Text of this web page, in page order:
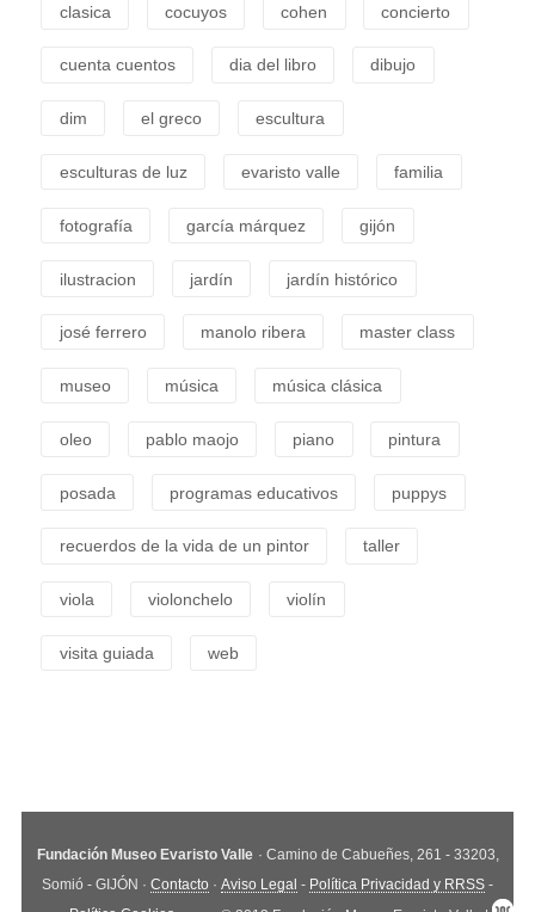
clasica cocuyos cohen concierto
cuenta cuentos dia del libro dibujo
dim el greco escultura
esculturas de luz evaristo valle familia
fotografía garcía márquez gijón
ilustracion jardín jardín histórico
josé ferrero manolo ribera master class
museo música música clásica
oleo pablo maojo piano pintura
posada programas educativos puppys
recuerdos de la vida de un pintor taller
viola violonchelo violín
visita guiada web
Fundación Museo Evaristo Valle · Camino de Cabueñes, 261 - 33203,
Somió - GIJÓN · Contacto · Aviso Legal - Política Privacidad y RRSS -